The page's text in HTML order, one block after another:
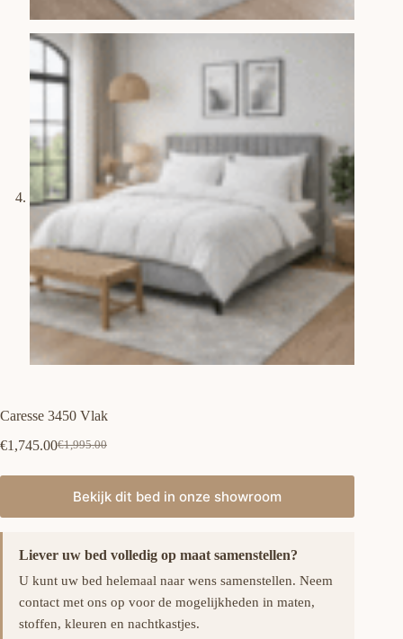
Caresse 3450 Vlak
€1,995.00
Oorspronkelijke
€1,995.00.
€1,745.00Huidige
€1,745.00.
Bekijk dit bed in onze showroom
Liever uw bed volledig op maat samenstellen?
U kunt uw bed helemaal naar wens samenstellen. Neem
contact met ons op voor de mogelijkheden in maten,
stoffen, kleuren en nachtkastjes.